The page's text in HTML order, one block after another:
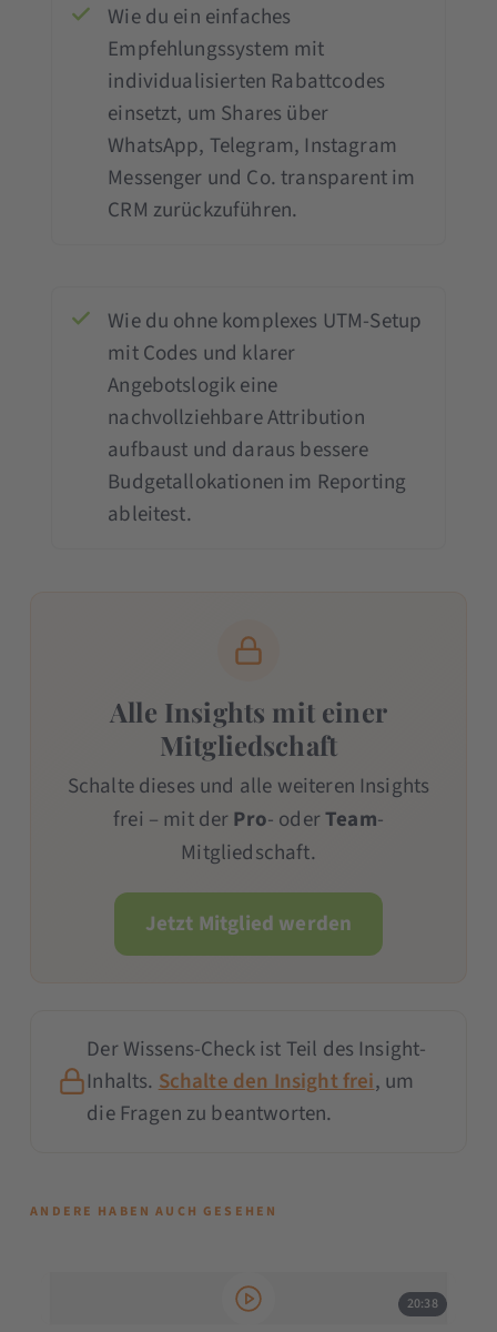
Wie du ein einfaches
Empfehlungssystem mit
individualisierten Rabattcodes
einsetzt, um Shares über
WhatsApp, Telegram, Instagram
Messenger und Co. transparent im
CRM zurückzuführen.
Wie du ohne komplexes UTM-Setup
mit Codes und klarer
Angebotslogik eine
nachvollziehbare Attribution
aufbaust und daraus bessere
Budgetallokationen im Reporting
ableitest.
Alle Insights mit einer
Mitgliedschaft
Schalte dieses und alle weiteren Insights
frei – mit derPro- oderTeam-
Mitgliedschaft.
Jetzt Mitglied werden
Der Wissens-Check ist Teil des Insight-
Inhalts. Schalte den Insight frei, um
die Fragen zu beantworten.
ANDERE HABEN AUCH GESEHEN
20:38